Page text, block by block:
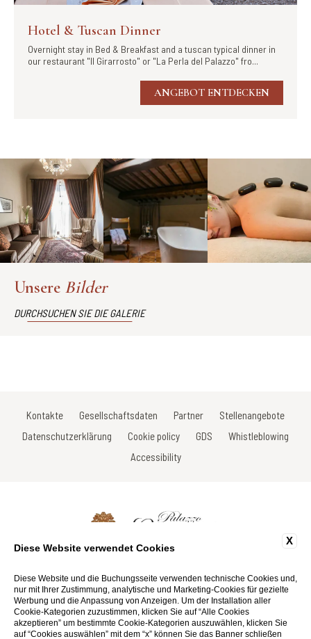
Hotel & Tuscan Dinner
Overnight stay in Bed & Breakfast and a tuscan typical dinner in
our restaurant "Il Girarrosto" or "La Perla del Palazzo" fro...
ANGEBOT ENTDECKEN
Unsere Bilder
DURCHSUCHEN SIE DIE GALERIE
Kontakte Gesellschaftsdaten Partner
Stellenangebote
Datenschutzerklärung
Cookie policy GDS
Whistleblowing
Accessibility
Tel: +39 0577 735605
Fax: +39 0577 738031
Email:info@palazzoleopoldo.it
P.Iva 01116290527
X
Diese Website verwendet Cookies
Diese Website und die Buchungsseite verwenden technische Cookies und,
nur mit Ihrer Zustimmung, analytische und Marketing-Cookies für gezielte
Werbung und die Anpassung von Anzeigen. Um der Installation aller
Cookie-Kategorien zuzustimmen, klicken Sie auf “Alle Cookies
akzeptieren” um bestimmte Cookie-Kategorien auszuwählen, klicken Sie
auf “Cookies auswählen” mit dem “x” können Sie das Banner schließen